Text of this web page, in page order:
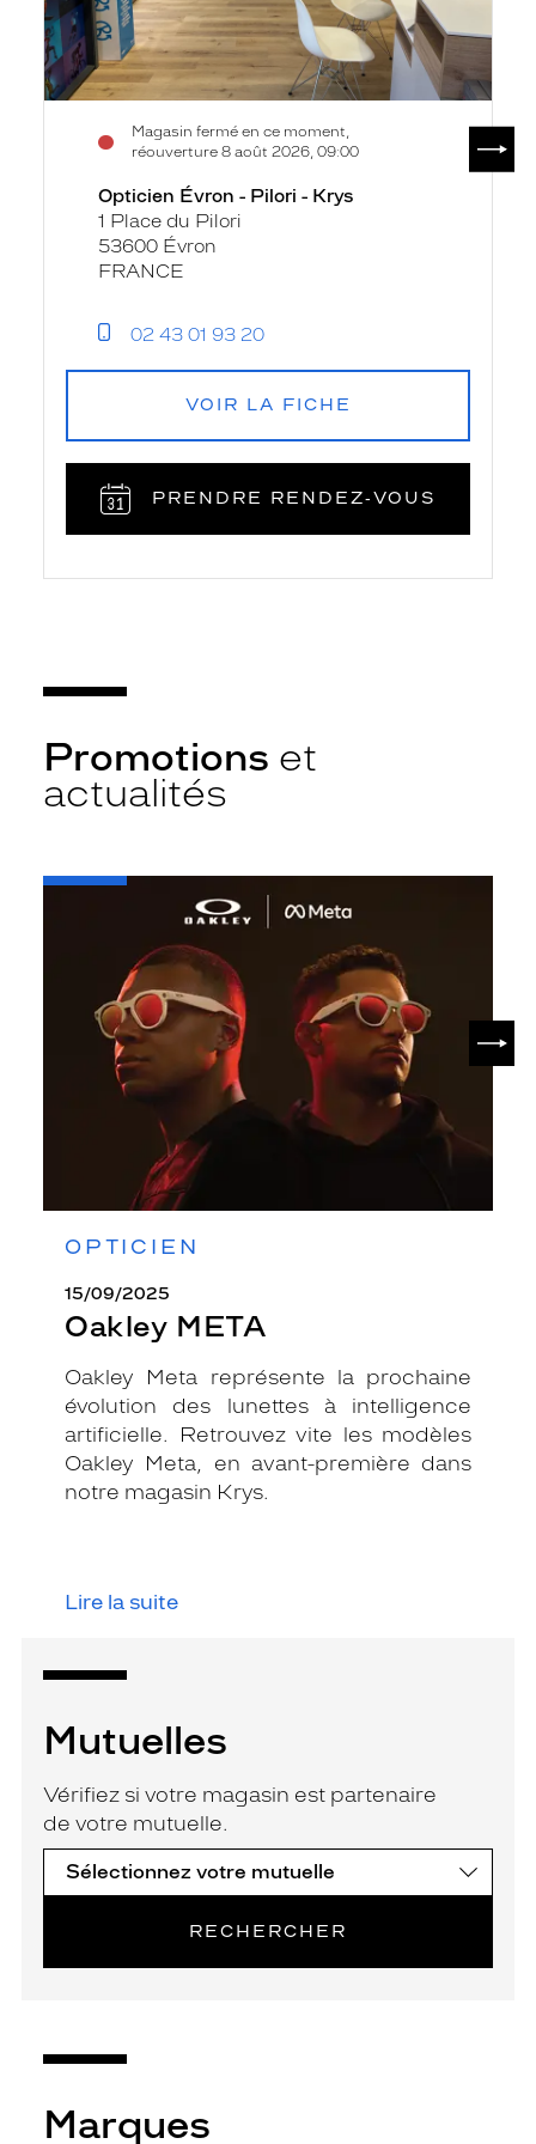
Magasin fermé en ce moment,
réouverture 8 août 2026, 09:00
Opticien Évron - Pilori - Krys
1 Place du Pilori
53600 Évron
FRANCE
02 43 01 93 20
VOIR LA FICHE
PRENDRE RENDEZ‑VOUS
Promotions et
actualités
OPTICIEN
15/09/2025
Oakley META
Oakley Meta représente la prochaine
évolution des lunettes à intelligence
artificielle. Retrouvez vite les modèles
Oakley Meta, en avant-première dans
notre magasin Krys.
Lire la suite
-
Mutuelles
Vérifiez si votre magasin est partenaire
de votre mutuelle.
RECHERCHER
Marques